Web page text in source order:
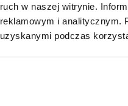
ruch w naszej witrynie.
reklamowym i analitycznym.
uzyskanymi podczas